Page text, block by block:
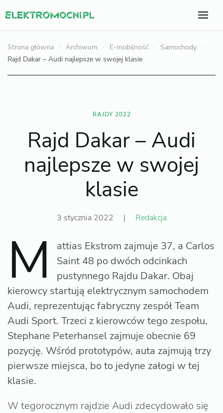
Strona główna Archiwum E-mobilność
Samochody
Rajd Dakar – Audi najlepsze w swojej klasie
RAJDY 2022
Rajd Dakar – Audi
najlepsze w swojej
klasie
3 stycznia 2022 | Redakcja
M
attias Ekstrom zajmuje 37, a Carlos
Saint 48 po dwóch odcinkach
pustynnego Rajdu Dakar. Obaj
kierowcy startują elektrycznym samochodem
Audi, reprezentując fabryczny zespół Team
Audi Sport. Trzeci z kierowców tego zespołu,
Stephane Peterhansel zajmuje obecnie 69
pozycję. Wśród prototypów, auta zajmują trzy
pierwsze miejsca, bo to jedyne załogi w tej
klasie.
W tegorocznym rajdzie Audi zdecydowało się